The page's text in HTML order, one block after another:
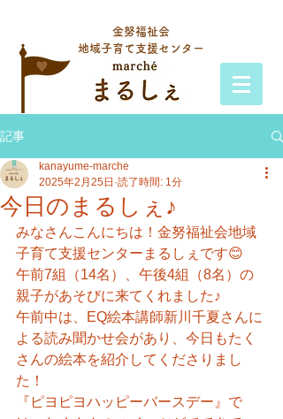
金努福祉会
地域子育て支援センター
記事
今日のまるしぇ♪
kanayume-marche
2025年2月25日 読了時間: 1分
みなさんこんにちは！金努福祉会地域
子育て支援センターまるしぇです😊
午前7組（14名）、午後4組（8名）の
親子があそびに来てくれました♪
午前中は、EQ絵本講師新川千夏さんに
よる読み聞かせ会があり、今日もたく
さんの絵本を紹介してくださりまし
た！
『ピヨピヨハッピーバースデー』で